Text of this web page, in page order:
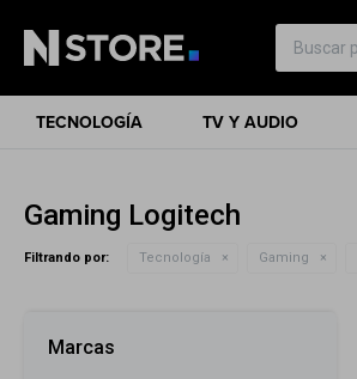
TECNOLOGÍA TV Y AUDIO
Gaming Logitech
Filtrando por: Tecnología Gaming
Marcas